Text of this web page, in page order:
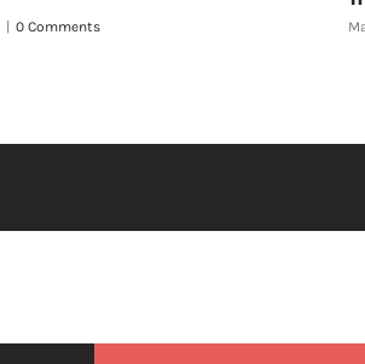
0 Comments